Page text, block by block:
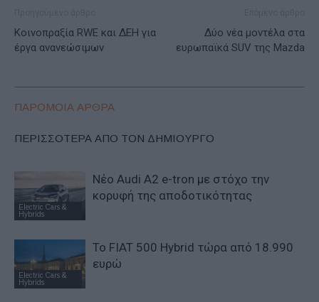
Κοινοπραξία RWE και ΔΕΗ για
έργα ανανεώσιμων
Δύο νέα μοντέλα στα
ευρωπαϊκά SUV της Mazda
ΠΑΡΟΜΟΙΑ ΑΡΘΡΑ
ΠΕΡΙΣΣΟΤΕΡΑ ΑΠΟ ΤΟΝ ΔΗΜΙΟΥΡΓΟ
Electric Cars &
Hybrids
Νέο Audi A2 e-tron με στόχο την
κορυφή της αποδοτικότητας
Electric Cars &
Hybrids
Το FIAT 500 Hybrid τώρα από 18.990
ευρώ